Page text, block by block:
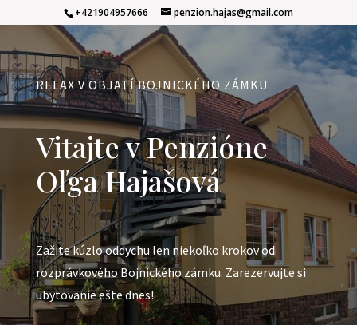
+421904957666 penzion.hajas@gmail.com
RELAX V OBJATÍ BOJNICKÉHO ZÁMKU
Vitajte v Penzióne
Oľga Hajašová
Zažite kúzlo oddychu len niekoľko krokov od
rozprávkového Bojnického zámku. Zarezervujte si
ubytovanie ešte dnes!